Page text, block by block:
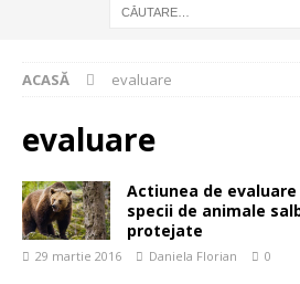
ACASĂ evaluare
evaluare
Actiunea de
specii de animale
protejate
29 martie 2016 Daniela Florian 0